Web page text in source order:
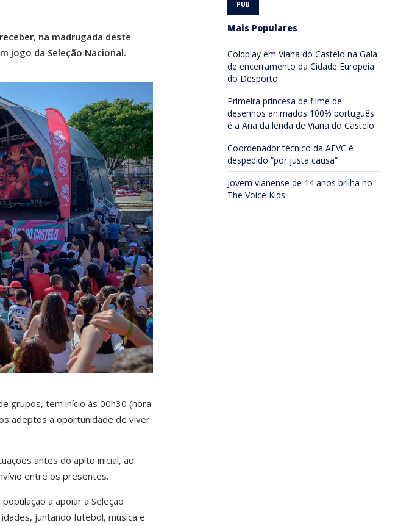
na madrugada deste
jogo da Seleção Nacional.
grupos, tem início às 00h30 (hora
adeptos a oportunidade de viver
antes do apito inicial, ao
entre os presentes.
a apoiar a Seleção
juntando futebol, música e
Mais Populares
Coldplay em Viana do Castelo na Gala
de encerramento da Cidade Europeia
do Desporto
Primeira princesa de filme de
desenhos animados 100% português
é a Ana da lenda de Viana do Castelo
Coordenador técnico da AFVC é
despedido “por justa causa”
Jovem vianense de 14 anos brilha no
The Voice Kids